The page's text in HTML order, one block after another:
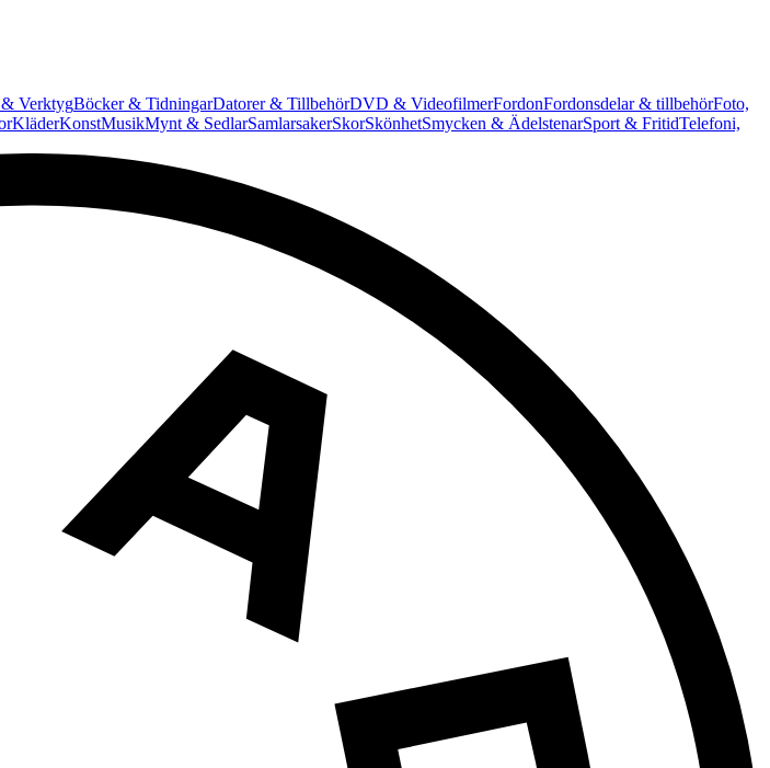
VerktygBöcker & TidningarDatorer & TillbehörDVD & VideofilmerFordonFordonsdelar & tillbehörFoto,
KläderKonstMusikMynt & SedlarSamlarsakerSkorSkönhetSmycken & ÄdelstenarSport & FritidTelefoni,